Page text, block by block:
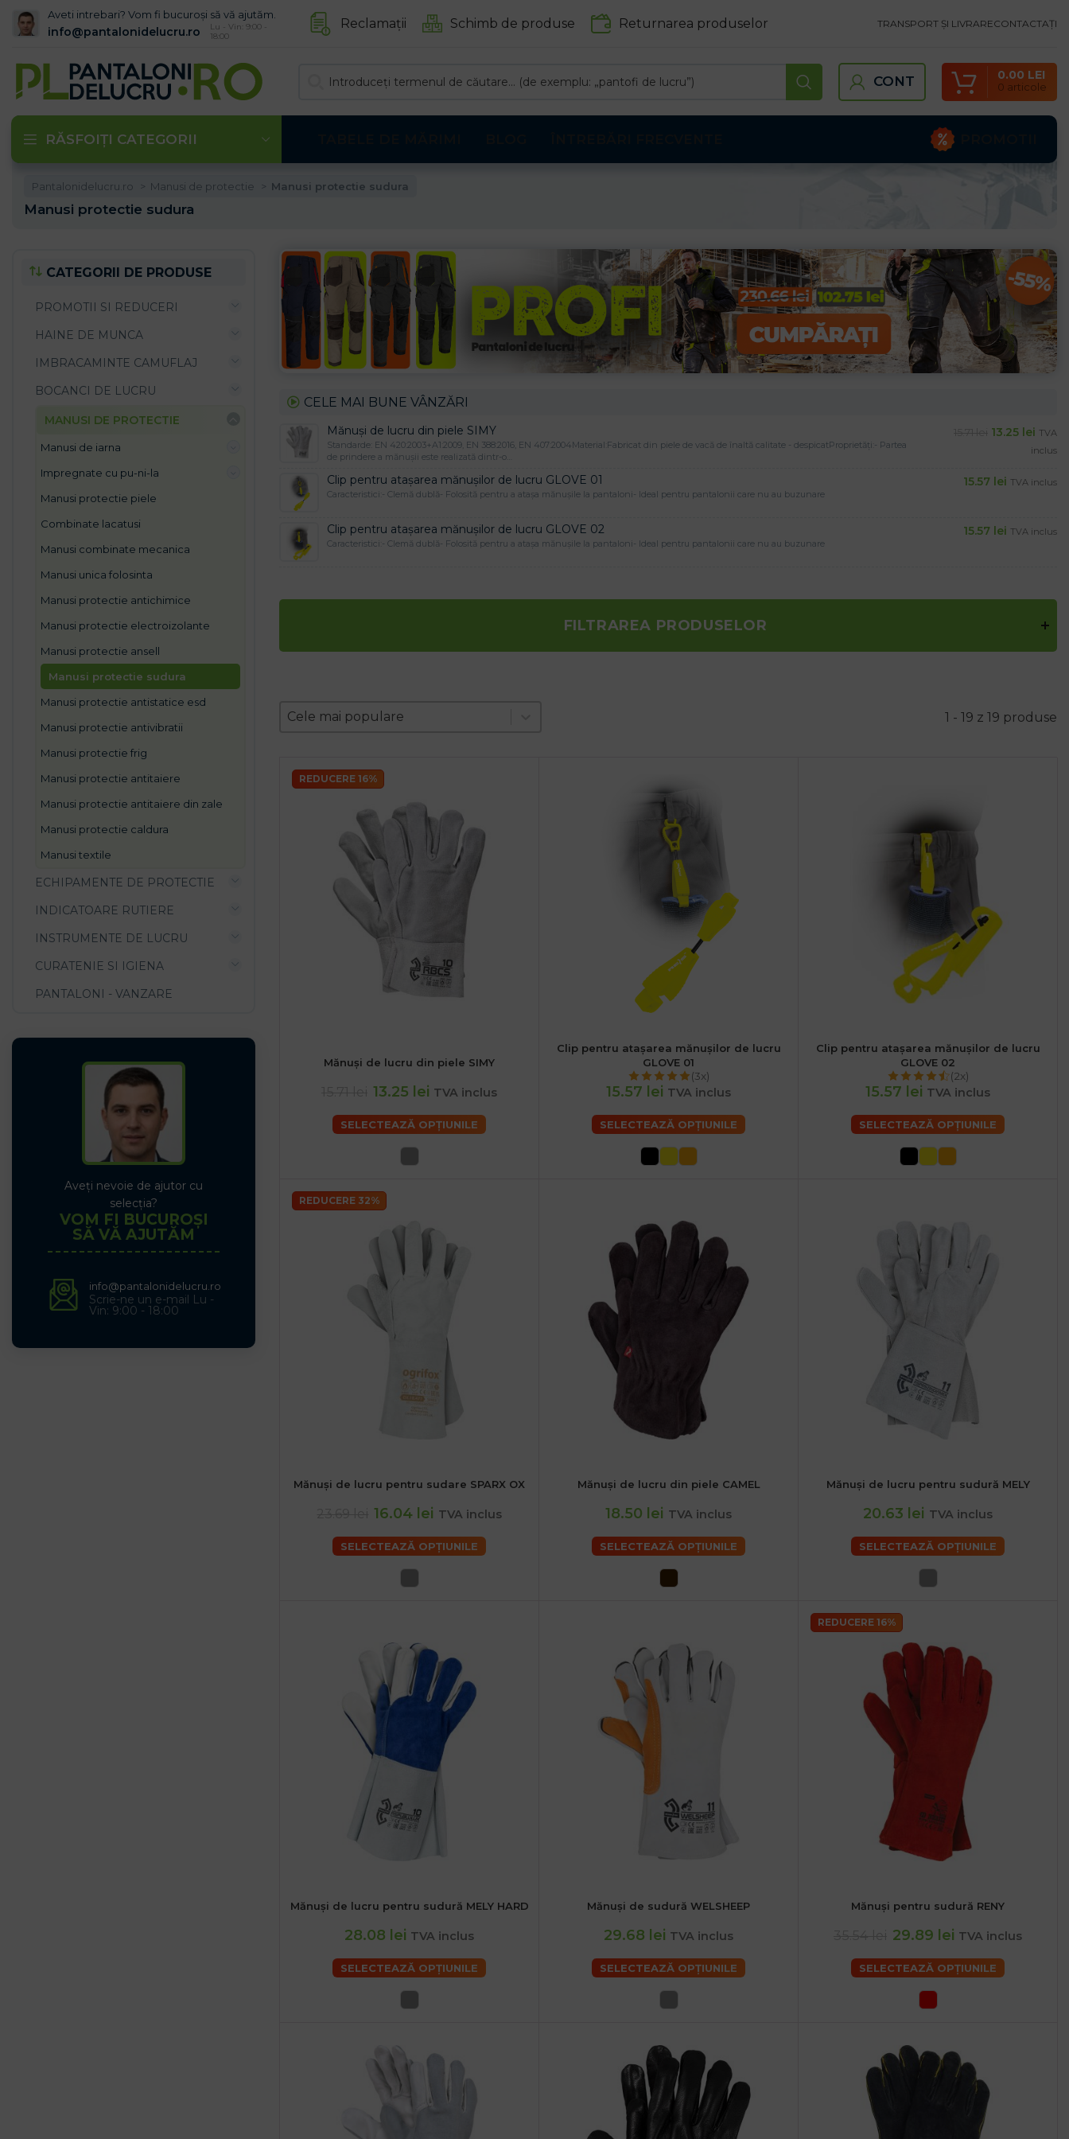
Aveti intrebari? Vom fi bucuroși să vă ajutăm.
info@pantalonidelucru.ro
Lu - Vin: 9:00 -
18:00
Reclamații Schimb de produse Returnarea produselor TRANSPORT ȘI LIVRARECONTACTAȚI
CONT 0 articole
0.00 LEI
RĂSFOIȚI CATEGORII
Pantalonidelucru.ro Manusi de protectie Manusi protectie sudura
Manusi protectie sudura
CATEGORII DE PRODUSE
PROMOTII SI REDUCERI
HAINE DE MUNCA
IMBRACAMINTE CAMUFLAJ
BOCANCI DE LUCRU
MANUSI DE PROTECTIE
manusi de iarna
impregnate cu pu-ni-la
manusi protectie piele
combinate lacatusi
manusi combinate mecanica
manusi unica folosinta
manusi protectie antichimice
manusi protectie electroizolante
manusi protectie ansell
manusi protectie sudura
manusi protectie antistatice esd
manusi protectie antivibratii
manusi protectie frig
manusi protectie antitaiere
manusi protectie antitaiere din zale
manusi protectie caldura
manusi textile
ECHIPAMENTE DE PROTECTIE
INDICATOARE RUTIERE
INSTRUMENTE DE LUCRU
CURATENIE SI IGIENA
PANTALONI - VANZARE
Aveți nevoie de ajutor cu
selecția?
VOM FI BUCUROȘI
SĂ VĂ AJUTĂM
info@pantalonidelucru.ro
Scrie-ne un e-mail Lu -
Vin: 9:00 - 18:00
CELE MAI BUNE VÂNZĂRI
Mănuși de lucru din piele SIMY
Standarde: EN 420:2003+A1:2009, EN 388:2016, EN 407:2004Material:Fabricat din piele de vacă de înaltă calitate - despicatProprietăți:- Partea
de prindere a mănușii este realizată dintr-o…
13.25 lei TVA
inclus
Clip pentru atașarea mănușilor de lucru GLOVE 01
Caracteristici:- Clemă dublă- Folosită pentru a atașa mănușile la pantaloni- Ideal pentru pantalonii care nu au buzunare
15.57 lei TVA inclus
Clip pentru atașarea mănușilor de lucru GLOVE 02
Caracteristici:- Clemă dublă- Folosită pentru a atașa mănușile la pantaloni- Ideal pentru pantalonii care nu au buzunare
15.57 lei TVA inclus
FILTRAREA PRODUSELOR
Zoradenie produktov
Sort content
Cele mai populare
Sort content 1 - 19 z 19 produse
REDUCERE 16%
XL
Mănuși de lucru din piele SIMY
13.25 lei TVA inclus
SELECTEAZĂ OPȚIUNILE
Clip pentru atașarea mănușilor de lucru
GLOVE 01
(3x)
15.57 lei TVA inclus
SELECTEAZĂ OPȚIUNILE
Clip pentru atașarea mănușilor de lucru
GLOVE 02
(2x)
15.57 lei TVA inclus
SELECTEAZĂ OPȚIUNILE
REDUCERE 32%
2XL
Mănuși de lucru pentru sudare SPARX OX
16.04 lei TVA inclus
SELECTEAZĂ OPȚIUNILE
XL
Mănuși de lucru din piele CAMEL
18.50 lei TVA inclus
SELECTEAZĂ OPȚIUNILE
2XL
Mănuși de lucru pentru sudură MELY
20.63 lei TVA inclus
SELECTEAZĂ OPȚIUNILE
XL
Mănuși de lucru pentru sudură MELY HARD
28.08 lei TVA inclus
SELECTEAZĂ OPȚIUNILE
2XL
Mănuși de sudură WELSHEEP
29.68 lei TVA inclus
SELECTEAZĂ OPȚIUNILE
REDUCERE 16%
2XL
Mănuși pentru sudură RENY
29.89 lei TVA inclus
SELECTEAZĂ OPȚIUNILE